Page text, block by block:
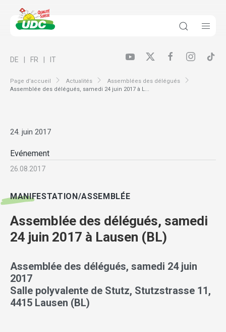
Page d’accueil Actualités
Assemblées des délégués
Assemblée des délégués, samedi 24 juin 2017 à L...
DE FR IT
24. juin 2017
Evénement
26.08.2017
MANIFESTATION/ASSEMBLÉE
Assemblée des délégués, samedi
24 juin 2017 à Lausen (BL)
Assemblée des délégués, samedi 24 juin
2017
Salle polyvalente de Stutz, Stutzstrasse 11,
4415 Lausen (BL)